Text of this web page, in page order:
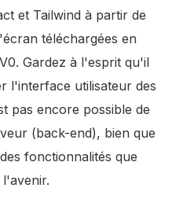
et Tailwind à partir de
téléchargées en
Gardez à l'esprit qu'il
l'interface utilisateur des
pas encore possible de
(back-end), bien que
fonctionnalités que